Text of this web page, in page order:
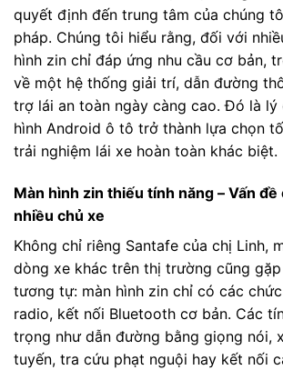
quyết định đến trung tâm của chúng
pháp. Chúng tôi hiểu rằng, đối với
hình zin chỉ đáp ứng nhu cầu cơ bản,
về một hệ thống giải trí, dẫn đường
trợ lái an toàn ngày càng cao. Đó là lý
hình Android ô tô trở thành lựa chọn
trải nghiệm lái xe hoàn toàn khác biệt.
Màn hình zin thiếu tính năng – Vấn đề
nhiều chủ xe
Không chỉ riêng Santafe của chị Linh,
dòng xe khác trên thị trường cũng
tương tự: màn hình zin chỉ có các
radio, kết nối Bluetooth cơ bản. Các
trọng như dẫn đường bằng giọng nói,
tuyến, tra cứu phạt nguội hay kết nối